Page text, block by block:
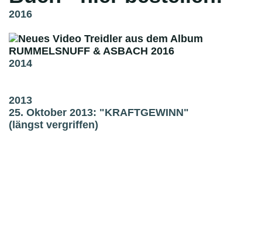
2016
2014
2013
25. Oktober 2013: "KRAFTGEWINN"
(längst vergriffen)